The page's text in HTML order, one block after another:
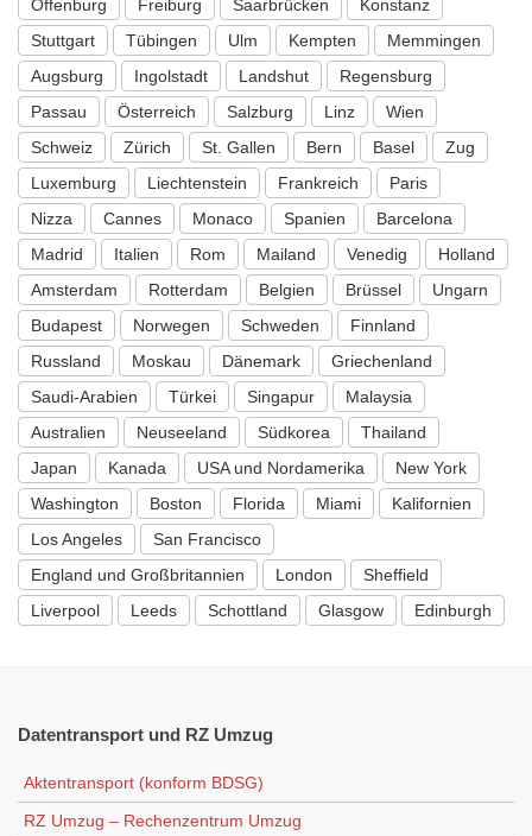
Offenburg
Freiburg Saarbrücken
Konstanz
Stuttgart
Tübingen Ulm Kempten
Memmingen
Augsburg
Ingolstadt Landshut
Regensburg
Passau
Österreich Salzburg Linz
Wien
Schweiz
Zürich St. Gallen Bern Basel
Zug
Luxemburg
Liechtenstein Frankreich
Paris
Nizza
Cannes Monaco Spanien
Barcelona
Madrid
Italien Rom Mailand Venedig
Holland
Amsterdam
Rotterdam Belgien Brüssel
Ungarn
Budapest
Norwegen Schweden
Finnland
Russland
Moskau Dänemark
Griechenland
Saudi-Arabien
Türkei Singapur
Malaysia
Australien
Neuseeland Südkorea
Thailand
Japan
Kanada USA und Nordamerika
New York
Washington
Boston Florida Miami
Kalifornien
Los Angeles
San Francisco
England und Großbritannien
London
Sheffield
Liverpool
Leeds Schottland Glasgow Edinburgh
Datentransport und RZ Umzug
Aktentransport (konform BDSG)
RZ Umzug – Rechenzentrum Umzug